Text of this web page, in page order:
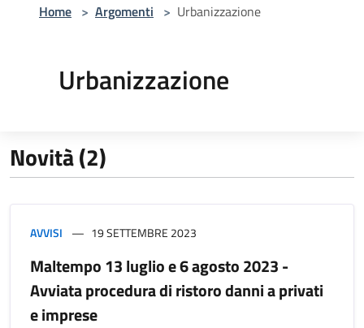
Home > Argomenti > Urbanizzazione
Urbanizzazione
Novità (2)
AVVISI 19 SETTEMBRE 2023
Maltempo 13 luglio e 6 agosto 2023 -
Avviata procedura di ristoro danni a privati
e imprese